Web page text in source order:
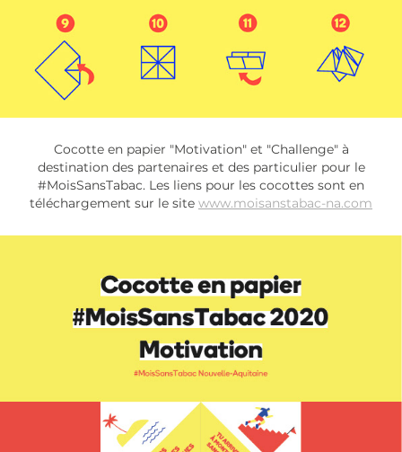
Cocotte en papier "Motivation" et "Challenge" à
destination des partenaires et des particulier pour le
#MoisSansTabac. Les liens pour les cocottes sont en
téléchargement sur le sitewww.moisanstabac-na.com